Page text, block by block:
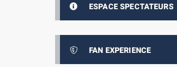
ESPACE SPECTATEURS
FAN EXPERIENCE